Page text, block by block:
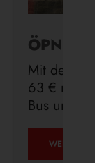
ÖPNV
Mit dem
63 €
Bus und